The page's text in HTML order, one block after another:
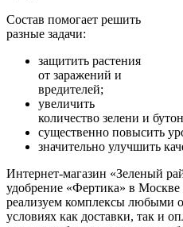
Состав помогает решить
разные задачи:
защитить растения
от заражений и
вредителей;
увеличить
количество зелени и
существенно повысить
значительно улучшить
Интернет-магазин «Зеленый
удобрение «Фертика» в
реализуем комплексы любыми
условиях как доставки, так и